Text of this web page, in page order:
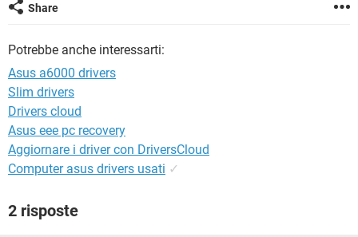
HARDWARE
Share
Potrebbe anche interessarti:
Asus a6000 drivers
Slim drivers
Drivers cloud
Asus eee pc recovery
Aggiornare i driver con DriversCloud
Computer asus drivers usati ✓
2 risposte